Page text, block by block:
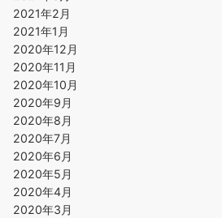
2021年2月
2021年1月
2020年12月
2020年11月
2020年10月
2020年9月
2020年8月
2020年7月
2020年6月
2020年5月
2020年4月
2020年3月